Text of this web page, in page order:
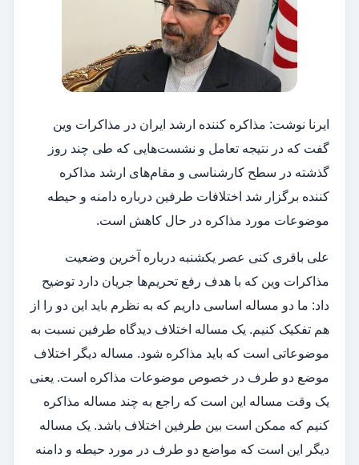
ایرنا نوشت: مذاکره کننده ارشد ایران در مذاکرات وین
گفت که در نتیجه تعامل و نشست‌هایی که طی چند روز
گذشته در سطح کارشناسی و مقام‌های ارشد مذاکره
کننده برگزار شد اختلافات طرفین درباره دامنه و حیطه
موضوعات مورد مذاکره در حال کاهش است.
علی باقری کنی عصر یکشنبه درباره آخرین وضعیت
مذاکرات وین که با هدف رفع تحریم‌ها جریان دارد توضیح
داد: ما دو مساله اساسی داریم که به نظرم باید این دو را از
هم تفکیک کنیم. یک مساله اختلاف دیدگاه طرفین نسبت به
موضوعاتی است که باید مذاکره شود. مساله دیگر اختلاف
موضع دو طرف در خصوص موضوعات مذاکره است. یعنی
یک وقت مساله این است که راجع به چند مساله مذاکره
کنیم که ممکن است بین طرفین اختلاف باشد. یک مساله
دیگر این است که مواضع دو طرف در مورد حیطه و دامنه